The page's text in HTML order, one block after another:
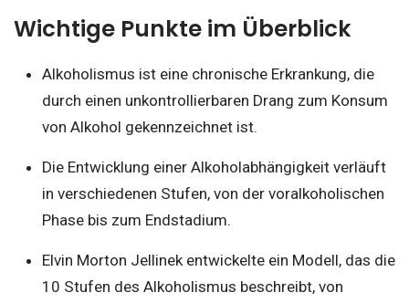
Wichtige Punkte im Überblick
Alkoholismus ist eine chronische Erkrankung, die
durch einen unkontrollierbaren Drang zum Konsum
von Alkohol gekennzeichnet ist.
Die Entwicklung einer Alkoholabhängigkeit verläuft
in verschiedenen Stufen, von der voralkoholischen
Phase bis zum Endstadium.
Elvin Morton Jellinek entwickelte ein Modell, das die
10 Stufen des Alkoholismus beschreibt, von